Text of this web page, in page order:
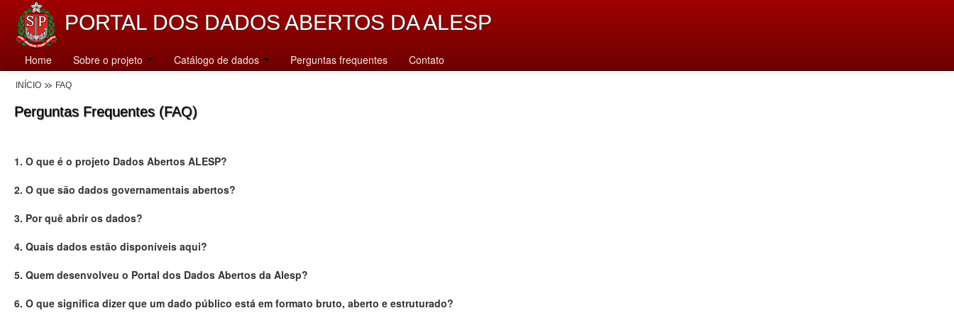
PORTAL DOS DADOS ABERTOS DA ALESP
Home Sobre o projeto Catálogo de dados Perguntas frequentes Contato
INÍCIO FAQ
Perguntas Frequentes (FAQ)
1. O que é o projeto Dados Abertos ALESP?
2. O que são dados governamentais abertos?
3. Por quê abrir os dados?
4. Quais dados estão disponíveis aqui?
5. Quem desenvolveu o Portal dos Dados Abertos da Alesp?
6. O que significa dizer que um dado público está em formato bruto, aberto e estruturado?